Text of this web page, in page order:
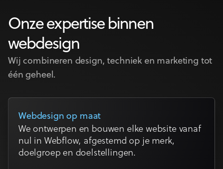
Onze expertise binnen
webdesign
Wij combineren design, techniek en marketing tot
één geheel.
Webdesign op maat
We ontwerpen en bouwen elke website vanaf
nul in Webflow, afgestemd op je merk,
doelgroep en doelstellingen.